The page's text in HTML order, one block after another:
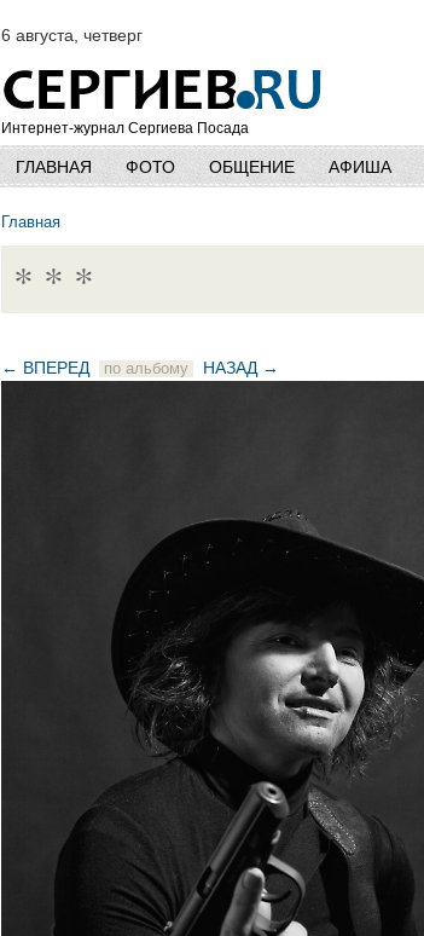
6 августа, четверг
Интернет-журнал Сергиева Посада
ГЛАВНАЯ ФОТО ОБЩЕНИЕ АФИША
Главная
* * *
← ВПЕРЕД по альбому НАЗАД →